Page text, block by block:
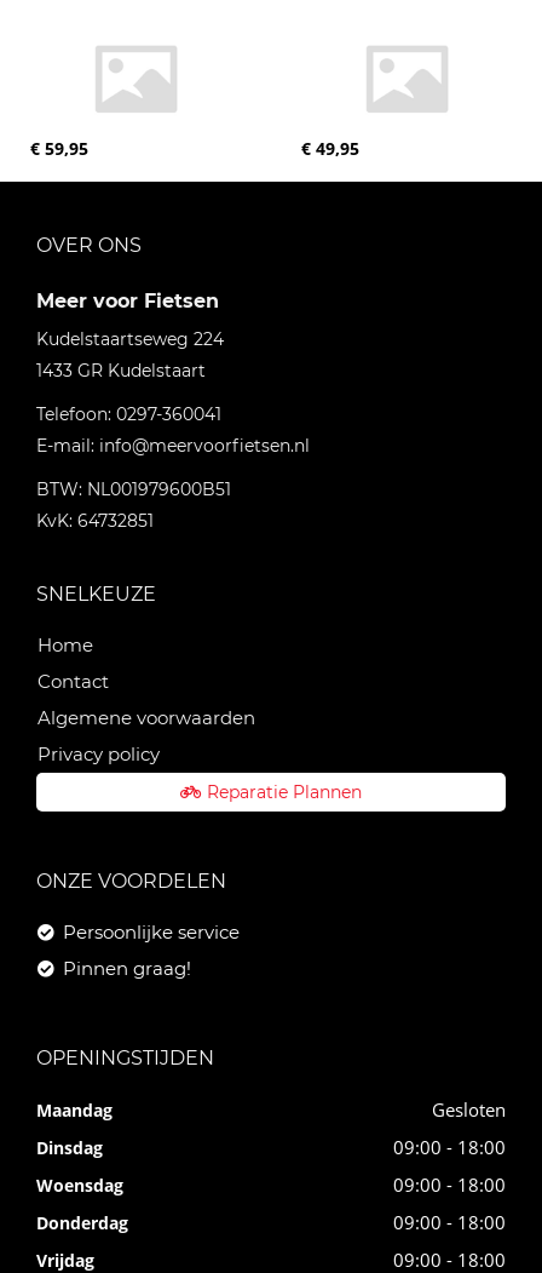
€ 59,95 € 49,95
OVER ONS
Meer voor Fietsen
Kudelstaartseweg 224
1433 GR Kudelstaart
Telefoon: 0297-360041
E-mail: info@meervoorfietsen.nl
BTW: NL001979600B51
KvK: 64732851
SNELKEUZE
Home
Contact
Algemene voorwaarden
Privacy policy
Reparatie Plannen
ONZE VOORDELEN
Persoonlijke service
Pinnen graag!
OPENINGSTIJDEN
Maandag Gesloten
Dinsdag 09:00 - 18:00
Woensdag 09:00 - 18:00
Donderdag 09:00 - 18:00
Vrijdag 09:00 - 18:00